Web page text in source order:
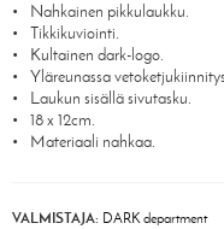
Nahkainen pikkulaukku.
Tikkikuviointi.
Kultainen dark-logo.
Yläreunassa
Laukun sisällä sivutasku.
18 x 12cm.
Materiaali nahkaa.
VALMISTAJA: DARK department